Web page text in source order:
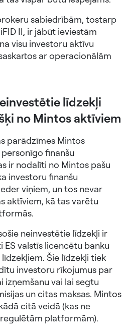
sabiedrībām, tostarp
II, ir jābūt ieviestām
visu investoru aktīvu
ar operacionālām
līdzekļi
no Mintos aktīviem
parādzīmes Mintos
finanšu
ir nodalīti no Mintos pašu
investoru finanšu
viņiem, un tos nevar
aktīviem, kā tas varētu
neinvestētie līdzekļi ir
valstīs licencētu banku
Šie līdzekļi tiek
investoru rīkojumus par
izņemšanu vai lai segtu
un citas maksas. Mintos
citā veidā (kas ne
platformām).